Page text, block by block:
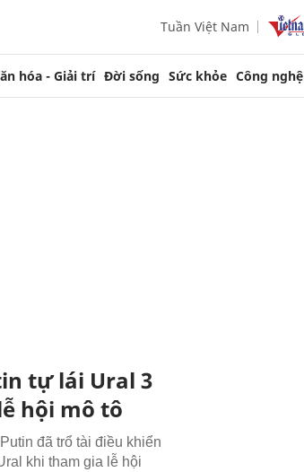
Tuần Việt Nam
hóa - Giải trí Đời sống Sức khỏe Công nghệ
tự lái Ural 3
hội mô tô
đã trổ tài điều khiển
khi tham gia lễ hội